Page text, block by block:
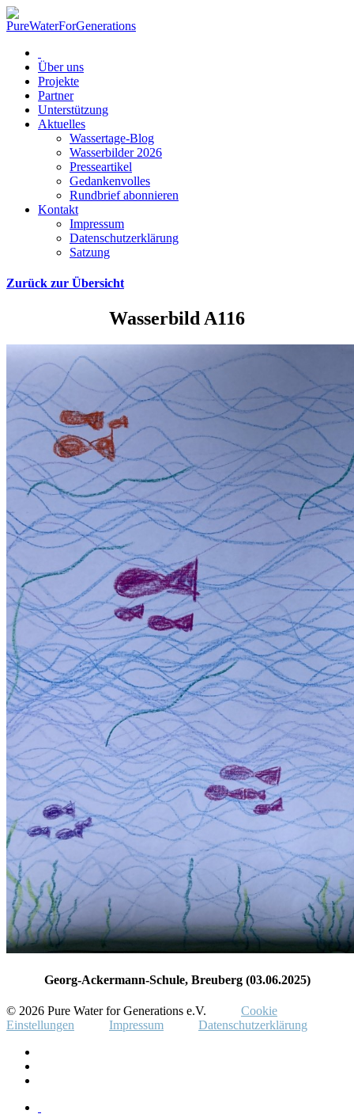
Über uns
Projekte
Partner
Unterstützung
Aktuelles
Wassertage-Blog
Wasserbilder 2026
Presseartikel
Gedankenvolles
Rundbrief abonnieren
Kontakt
Impressum
Datenschutzerklärung
Satzung
Zurück zur Übersicht
Wasserbild A116
Georg-Ackermann-Schule, Breuberg (03.06.2025)
© 2026 Pure Water for Generations e.V.
Cookie
Einstellungen
Impressum Datenschutzerklärung